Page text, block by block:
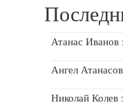
Атанас Иванов
Ангел Атанасов
Николай Колев